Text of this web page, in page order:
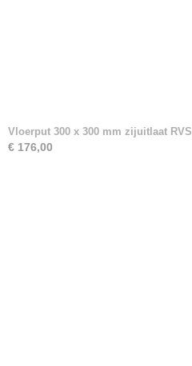
Vloerput 300 x 300 mm zijuitlaat RVS
€ 176,00